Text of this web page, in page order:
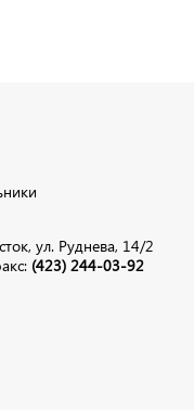
ул. Руднева, 14/2
(423) 244-03-92